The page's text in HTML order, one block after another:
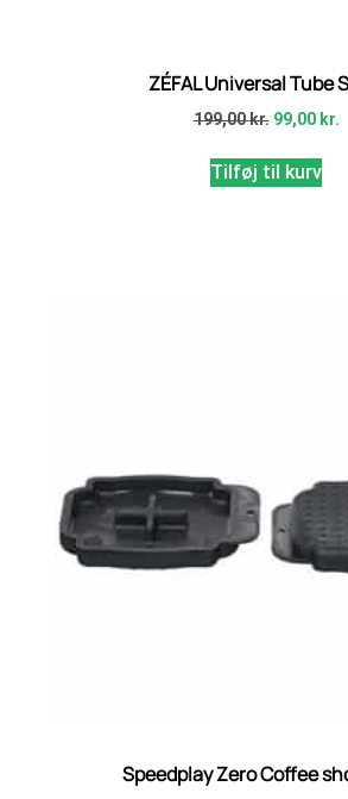
ZÉFAL Universal Tube
199,00kr. 99,00 kr.
Tilføj til kurv
Speedplay Zero Coffee